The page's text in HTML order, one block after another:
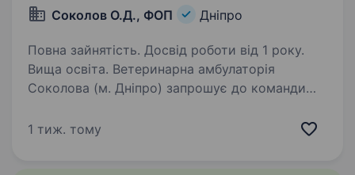
Соколов О.Д., ФОП
Дніпро
Повна зайнятість. Досвід роботи від 1 року.
Вища освіта. Ветеринарна амбулаторія
Соколова (м. Дніпро) запрошує до команди
ветеринарна амбулаторія з постійною
1 тиж. тому